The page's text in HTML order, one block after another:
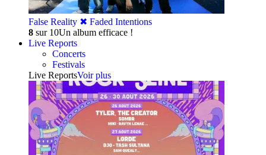
False Reality ✖︎ Faded Intentions
8 sur 10Un album efficace !
Live Reports
Concerts
Festivals
Live ReportsVoir plus